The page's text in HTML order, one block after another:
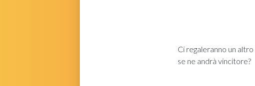
Ci regaleranno un
se ne andrà vincitore?